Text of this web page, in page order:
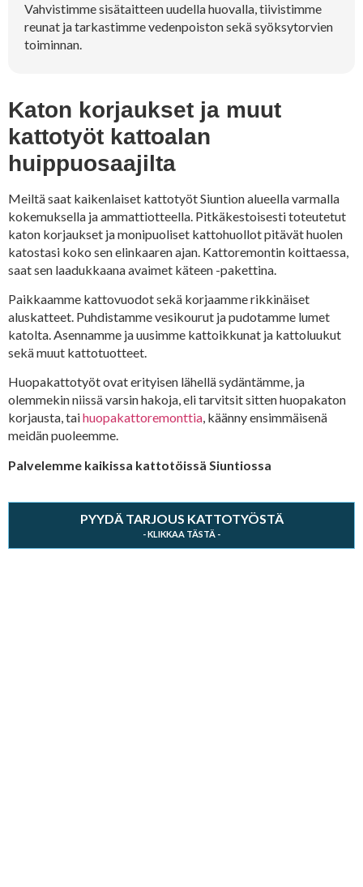
Vahvistimme sisätaitteen uudella huovalla, tiivistimme
reunat ja tarkastimme vedenpoiston sekä syöksytorvien
toiminnan.
Katon korjaukset ja muut
kattotyöt kattoalan
huippuosaajilta
Meiltä saat kaikenlaiset kattotyöt Siuntion alueella varmalla
kokemuksella ja ammattiotteella. Pitkäkestoisesti toteutetut
katon korjaukset ja monipuoliset kattohuollot pitävät huolen
katostasi koko sen elinkaaren ajan. Kattoremontin koittaessa,
saat sen laadukkaana avaimet käteen -pakettina.
Paikkaamme kattovuodot sekä korjaamme rikkinäiset
aluskatteet. Puhdistamme vesikourut ja pudotamme lumet
katolta. Asennamme ja uusimme kattoikkunat ja kattoluukut
sekä muut kattotuotteet.
Huopakattotyöt ovat erityisen lähellä sydäntämme, ja
olemmekin niissä varsin hakoja, eli tarvitsit sitten huopakaton
korjausta, taihuopakattoremonttia, käänny ensimmäisenä
meidän puoleemme.
Palvelemme kaikissa kattotöissä Siuntiossa
PYYDÄ TARJOUS KATTOTYÖSTÄ